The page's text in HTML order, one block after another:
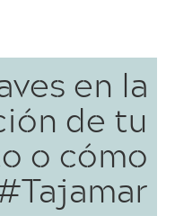
en la
de tu
o cómo